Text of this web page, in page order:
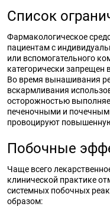
Список
Фармакологическое
пациентам с
или вспомогательного
категорически запрещен
Во время вынашивания
вскармливания
осторожностью
печеночными и
провоцируют
Побочные
Чаще всего
клинической практике
системных побочных
образом: